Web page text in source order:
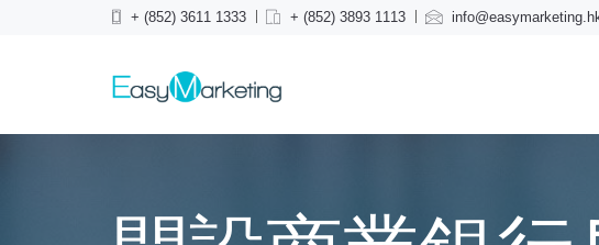
+ (852) 3611 1333 + (852) 3893 1113